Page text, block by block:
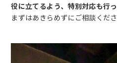
役に立てるよう、特別対応も行っ
まずはあきらめずにご相談くださ